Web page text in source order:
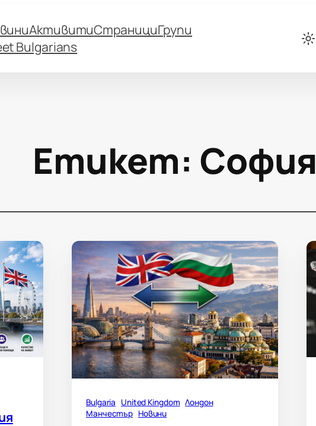
АктивитиСтранициГрупи
Bulgarians
Етикет: София
Bulgaria United Kingdom Лондон
Манчестър Новини